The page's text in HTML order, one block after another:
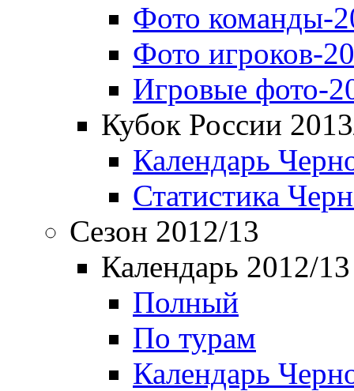
Фото команды-
Фото игроков-
Игровые фото-
Кубок России
Календарь
Статистика
Сезон 2012/13
Календарь 2012/13
Полный
По турам
Календарь